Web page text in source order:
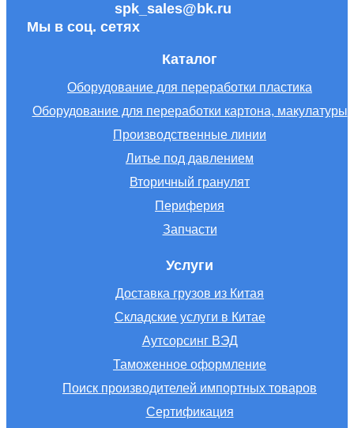
spk_sales@bk.ru
Мы в соц. сетях
Каталог
Оборудование для переработки пластика
Оборудование для переработки картона, макулатуры
Производственные линии
Литье под давлением
Вторичный гранулят
Периферия
Запчасти
Услуги
Доставка грузов из Китая
Складские услуги в Китае
Аутсорсинг ВЭД
Таможенное оформление
Поиск производителей импортных товаров
Сертификация